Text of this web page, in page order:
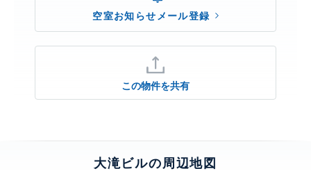
空室お知らせメール登録
この物件を共有
大滝ビルの周辺地図